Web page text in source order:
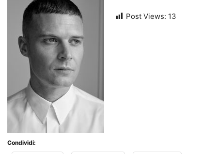
Post Views: 13
Condividi: